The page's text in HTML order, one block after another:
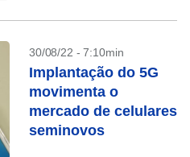
30/08/22 - 7:10min
Implantação do 5G
movimenta o
mercado de celulares
seminovos